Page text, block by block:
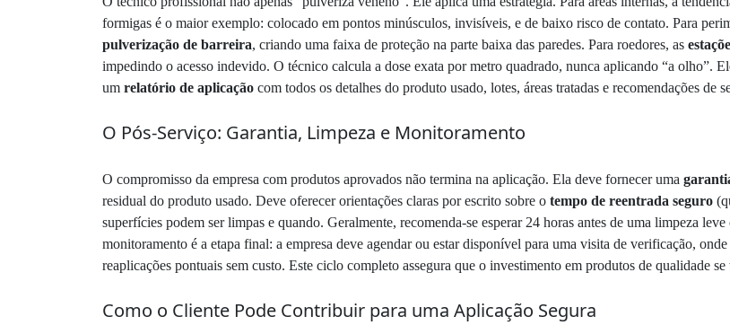
formigas é o maior exemplo: colocado em pontos minúsculos, invisíveis, e de baixo risco de contato. Para
pulverização de barreira, criando uma faixa de proteção na parte baixa das paredes. Para roedores, as
impedindo o acesso indevido. O técnico calcula a dose exata por metro quadrado, nunca aplicando “a olho”.
um relatório de aplicação com todos os detalhes do produto usado, lotes, áreas tratadas e recomendações de
O Pós-Serviço: Garantia, Limpeza e Monitoramento
O compromisso da empresa com produtos aprovados não termina na aplicação. Ela deve fornecer uma
residual do produto usado. Deve oferecer orientações claras por escrito sobre o tempo de reentrada seguro
superfícies podem ser limpas e quando. Geralmente, recomenda-se esperar 24 horas antes de uma limpeza
monitoramento é a etapa final: a empresa deve agendar ou estar disponível para uma visita de verificação,
reaplicações pontuais sem custo. Este ciclo completo assegura que o investimento em produtos de qualidade
Como o Cliente Pode Contribuir para uma Aplicação Segura